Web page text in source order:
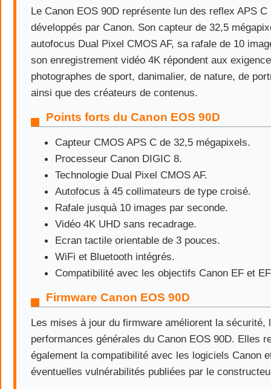
Le Canon EOS 90D représente lun des reflex APS
développés par Canon. Son capteur de 32,5
autofocus Dual Pixel CMOS AF, sa rafale de 10
son enregistrement vidéo 4K répondent aux
photographes de sport, danimalier, de nature, de
ainsi que des créateurs de contenus.
Points forts du Canon EOS 90D
Capteur CMOS APS C de 32,5 mégapixels.
Processeur Canon DIGIC 8.
Technologie Dual Pixel CMOS AF.
Autofocus à 45 collimateurs de type croisé.
Rafale jusquà 10 images par seconde.
Vidéo 4K UHD sans recadrage.
Ecran tactile orientable de 3 pouces.
WiFi et Bluetooth intégrés.
Compatibilité avec les objectifs Canon EF et
Firmware Canon EOS 90D
Les mises à jour du firmware améliorent la sécurité,
performances générales du Canon EOS 90D. Elles
également la compatibilité avec les logiciels Canon
éventuelles vulnérabilités publiées par le